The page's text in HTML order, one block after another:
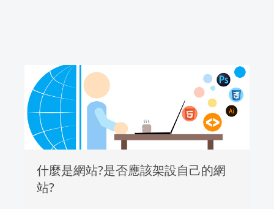
什麼是網站?是否應該架設自己的網
站?